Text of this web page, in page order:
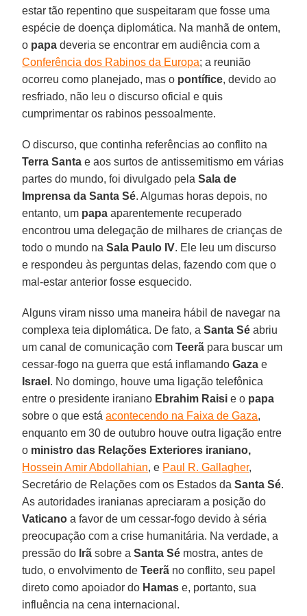
estar tão repentino que suspeitaram que fosse uma
espécie de doença diplomática. Na manhã de ontem,
o papa deveria se encontrar em audiência com a
Conferência dos Rabinos da Europa; a reunião
ocorreu como planejado, mas o pontífice, devido ao
resfriado, não leu o discurso oficial e quis
cumprimentar os rabinos pessoalmente.
O discurso, que continha referências ao conflito na
Terra Santa e aos surtos de antissemitismo em várias
partes do mundo, foi divulgado pelaSala de
Imprensa da Santa Sé. Algumas horas depois, no
entanto, um papa aparentemente recuperado
encontrou uma delegação de milhares de crianças de
todo o mundo naSala Paulo IV. Ele leu um discurso
e respondeu às perguntas delas, fazendo com que o
mal-estar anterior fosse esquecido.
Alguns viram nisso uma maneira hábil de navegar na
complexa teia diplomática. De fato, aSanta Sé abriu
um canal de comunicação comTeerã para buscar um
cessar-fogo na guerra que está inflamandoGaza e
Israel . No domingo, houve uma ligação telefônica
entre o presidente iraniano Ebrahim Raisi e o papa
sobre o que estáacontecendo na Faixa de Gaza,
enquanto em 30 de outubro houve outra ligação entre
o ministro das Relações Exteriores iraniano,
Hossein Amir Abdollahian, e Paul R. Gallagher,
Secretário de Relações com os Estados daSanta Sé.
As autoridades iranianas apreciaram a posição do
Vaticano a favor de um cessar-fogo devido à séria
preocupação com a crise humanitária. Na verdade, a
pressão do Irã sobre aSanta Sé mostra, antes de
tudo, o envolvimento deTeerã no conflito, seu papel
direto como apoiador do Hamas e, portanto, sua
influência na cena internacional.